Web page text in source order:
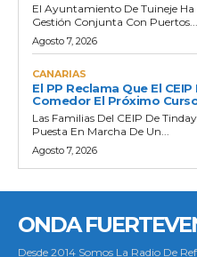
El Ayuntamiento De Tuineje Ha
Gestión Conjunta Con Puertos...
Agosto 7, 2026
CANARIAS
El PP Reclama Que El
Comedor El Próximo
Las Familias Del CEIP De
Puesta En Marcha De Un...
Agosto 7, 2026
ONDA
Desde 2014 Somos La Radio De